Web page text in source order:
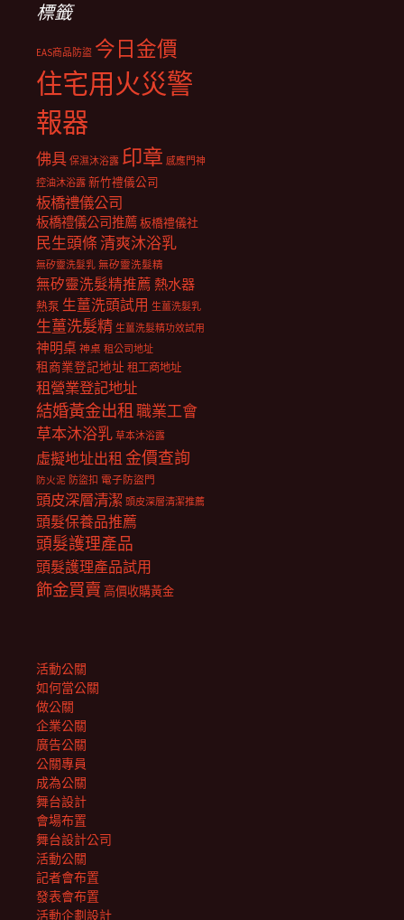
標籤
EAS商品防盜 今日金價
住宅用火災警
報器
佛具 保濕沐浴露 印章 感應門神
控油沐浴露 新竹禮儀公司
板橋禮儀公司
板橋禮儀公司推薦板橋禮儀社
民生頭條清爽沐浴乳
無矽靈洗髮乳 無矽靈洗髮精
無矽靈洗髮精推薦 熱水器
熱泵 生薑洗頭試用 生薑洗髮乳
生薑洗髮精 生薑洗髮精功效試用
神明桌 神桌 租公司地址
租商業登記地址 租工商地址
租營業登記地址
結婚黃金出租職業工會
草本沐浴乳 草本沐浴露
虛擬地址出租 金價查詢
防火泥 防盜扣 電子防盜門
頭皮深層清潔 頭皮深層清潔推薦
頭髮保養品推薦
頭髮護理產品
頭髮護理產品試用
飾金買賣 高價收購黃金
活動公關
如何當公關
做公關
企業公關
廣告公關
公關專員
成為公關
舞台設計
會場布置
舞台設計公司
活動公關
記者會布置
發表會布置
活動企劃設計